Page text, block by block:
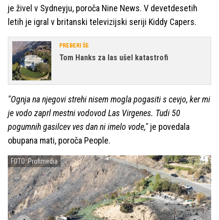
je živel v Sydneyju, poroča Nine News. V devetdesetih
letih je igral v britanski televizijski seriji Kiddy Capers.
PREBERI ŠE
Tom Hanks za las ušel katastrofi
"Ognja na njegovi strehi nisem mogla pogasiti s cevjo, ker mi
je vodo zaprl mestni vodovod Las Virgenes. Tudi 50
pogumnih gasilcev ves dan ni imelo vode," je povedala
obupana mati, poroča People.
FOTO: Profimedia